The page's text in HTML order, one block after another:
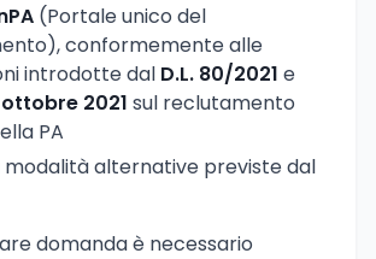
(Portale unico del
conformemente alle
introdotte dal D.L. 80/2021 e
ottobre 2021 sul reclutamento
PA
modalità alternative previste dal
domanda è necessario